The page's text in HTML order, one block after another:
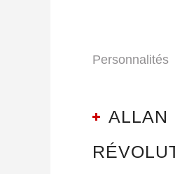
Personnalités
ALLAN